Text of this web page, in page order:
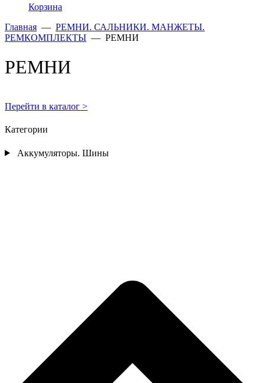
Корзина
Главная — РЕМНИ. САЛЬНИКИ. МАНЖЕТЫ.
РЕМКОМПЛЕКТЫ — РЕМНИ
РЕМНИ
Перейти в каталог >
Категории
Аккумуляторы. Шины